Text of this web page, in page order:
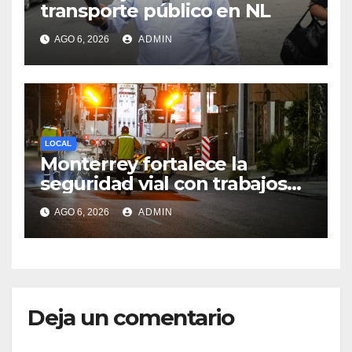
transporte público en NL
AGO 6, 2026 ADMIN
LOCAL
Monterrey fortalece la
seguridad vial con trabajos
de delimitación de carriles en
Paseo de los Leones
AGO 6, 2026 ADMIN
Deja un comentario